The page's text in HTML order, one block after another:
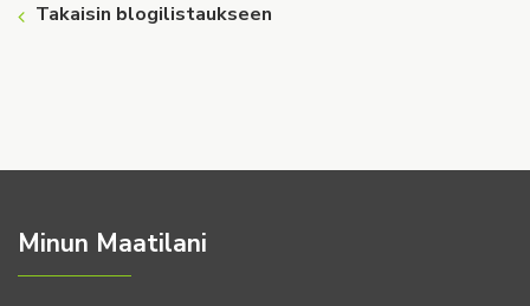
Takaisin blogilistaukseen
Minun Maatilani